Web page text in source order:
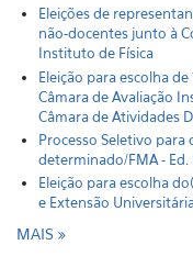
Eleições de
não-docentes junto à
Instituto de Física
Eleição para escolha
Câmara de Avaliação
Câmara de Atividades
Processo Seletivo
determinado/FMA - Ed.
Eleição para escolha
e Extensão
MAIS